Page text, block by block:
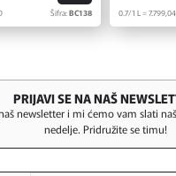
Šifra:BC138 0.7/1 L = 7.799,04
PRIJAVI SE NA NAŠ
newsletter i mi ćemo vam slati
nedelje. Pridružite se timu!